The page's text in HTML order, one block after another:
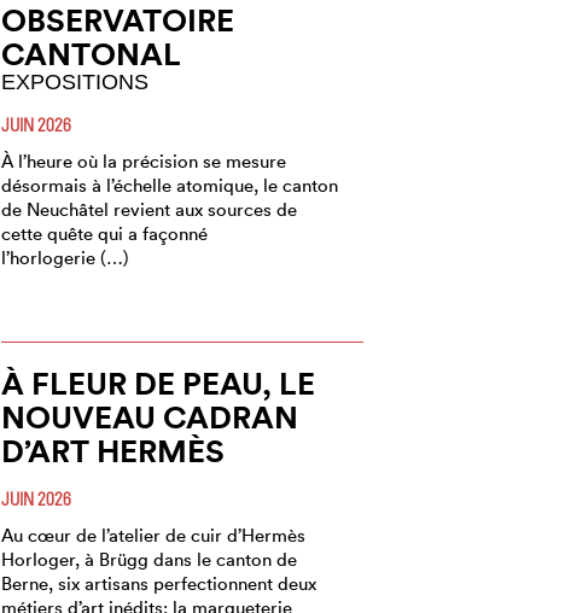
OBSERVATOIRE
CANTONAL
EXPOSITIONS
JUIN 2026
À l’heure où la précision se mesure
désormais à l’échelle atomique, le canton
de Neuchâtel revient aux sources de
cette quête qui a façonné
l’horlogerie (…)
À FLEUR DE PEAU, LE
NOUVEAU CADRAN
D’ART HERMÈS
JUIN 2026
Au cœur de l’atelier de cuir d’Hermès
Horloger, à Brügg dans le canton de
Berne, six artisans perfectionnent deux
métiers d’art inédits: la marqueterie